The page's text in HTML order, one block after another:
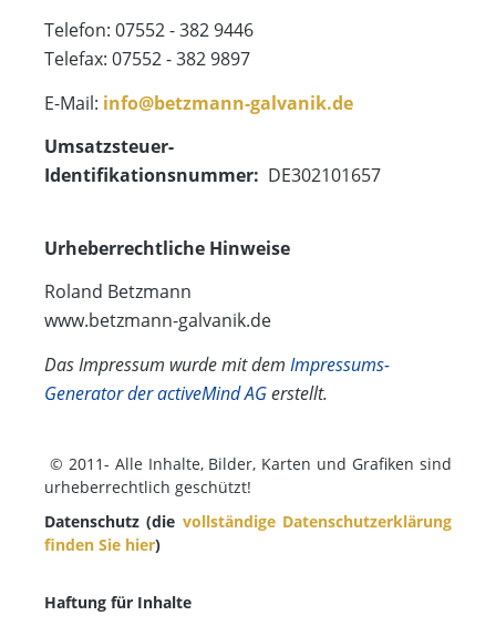
Telefon: 07552 - 382 9446
Telefax: 07552 - 382 9897
E-Mail: info@betzmann-galvanik.de
Umsatzsteuer-
Identifikationsnummer: DE302101657
Urheberrechtliche Hinweise
Roland Betzmann
www.betzmann-galvanik.de
Das Impressum wurde mit dem Impressums-
Generator der activeMind AGerstellt.
© 2011- Alle Inhalte, Bilder, Karten und Grafiken sind
urheberrechtlich geschützt!
Datenschutz (die vollständige Datenschutzerklärung
finden Sie hier)
Haftung für Inhalte